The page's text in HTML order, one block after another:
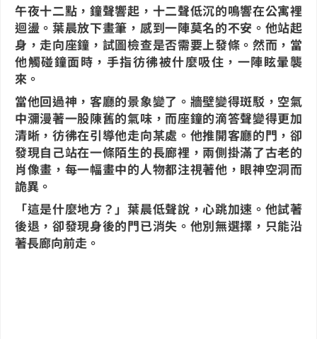
午夜十二點，鐘聲響起，十二聲低沉的鳴響在公寓裡
迴盪。葉晨放下畫筆，感到一陣莫名的不安。他站起
身，走向座鐘，試圖檢查是否需要上發條。然而，當
他觸碰鐘面時，手指彷彿被什麼吸住，一陣眩暈襲
來。
當他回過神，客廳的景象變了。牆壁變得斑駁，空氣
中瀰漫著一股陳舊的氣味，而座鐘的滴答聲變得更加
清晰，彷彿在引導他走向某處。他推開客廳的門，卻
發現自己站在一條陌生的長廊裡，兩側掛滿了古老的
肖像畫，每一幅畫中的人物都注視著他，眼神空洞而
詭異。
「這是什麼地方？」葉晨低聲說，心跳加速。他試著
後退，卻發現身後的門已消失。他別無選擇，只能沿
著長廊向前走。